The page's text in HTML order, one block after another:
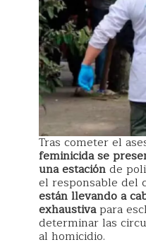
Tras cometer el
feminicida se
una estaciónde
el responsable del
están llevando a
exhaustivapara
determinar las
al homicidio.